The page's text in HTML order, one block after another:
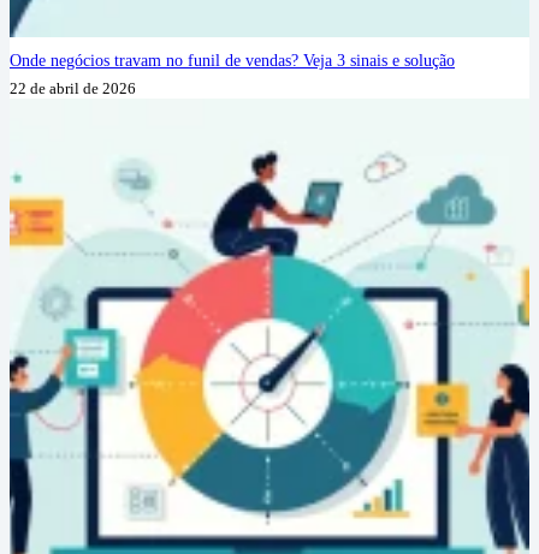
Onde negócios travam no funil de vendas? Veja 3 sinais e solução
22 de abril de 2026